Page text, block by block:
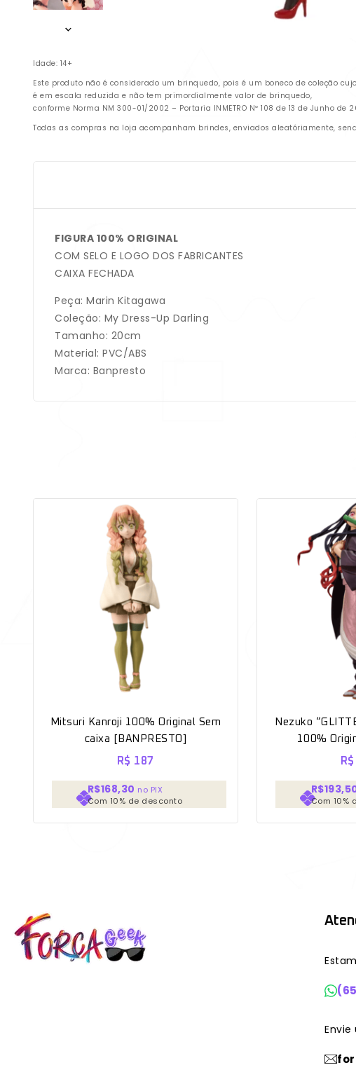
Idade: 14+
Este produto não é considerado um brinquedo, pois é um boneco de coleção
é em escala reduzida e não tem primordialmente valor de brinquedo,
conforme Norma NM 300-01/2002 – Portaria INMETRO Nº 108 de 13 de Junho de
Todas as compras na loja acompanham brindes, enviados aleatóriamente,
FIGURA 100% ORIGINAL
COM SELO E LOGO DOS FABRICANTES
CAIXA FECHADA
Peça: Marin Kitagawa
Coleção: My Dress-Up Darling
Tamanho: 20cm
Material: PVC/ABS
Marca: Banpresto
Mitsuri Kanroji 100% Original Sem
caixa [BANPRESTO]
R$ 187
R$168,30 no PIX
Com 10% de desconto
Nezuko
100%
R$
Com 10%